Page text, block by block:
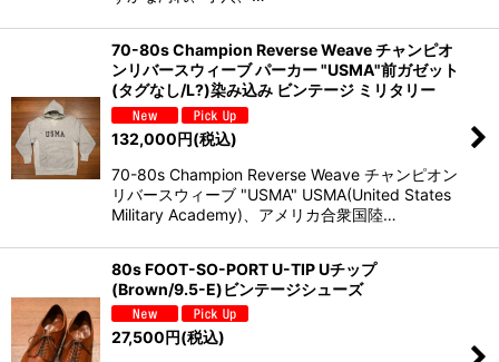
70-80s Champion Reverse Weave チャンピオ
ンリバースウィーブ パーカー "USMA"前ガゼット
(タグなし/L?)染み込み ビンテージ ミリタリー
132,000円(税込)
70-80s Champion Reverse Weave チャンピオン
リバースウィーブ "USMA" USMA(United States
Military Academy)、アメリカ合衆国陸…
80s FOOT-SO-PORT U-TIP Uチップ
(Brown/9.5-E)ビンテージシューズ
27,500円(税込)